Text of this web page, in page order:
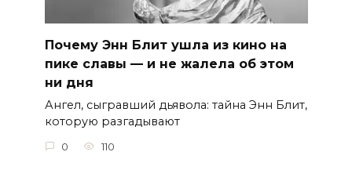
Почему Энн Блит ушла из кино на
пике славы — и не жалела об этом
ни дня
Ангел, сыгравший дьявола: тайна Энн Блит,
которую разгадывают
0 110